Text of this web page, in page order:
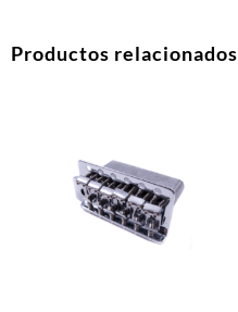
Productos relacionados